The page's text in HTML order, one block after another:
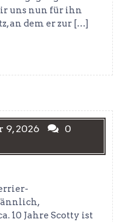
uns nun für ihn
an dem er zur […]
9, 2026
0
10 Jahre Scotty ist